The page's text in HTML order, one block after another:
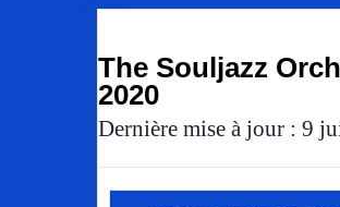
The Souljazz
2020
Dernière mise à jour : 9